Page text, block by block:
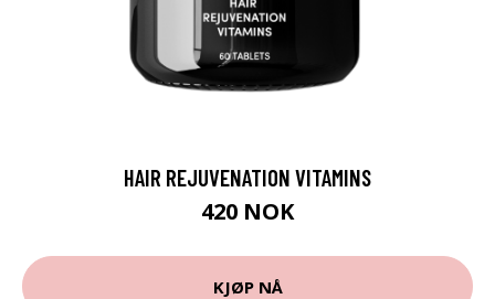
HAIR REJUVENATION VITAMINS
420 NOK
KJØP NÅ